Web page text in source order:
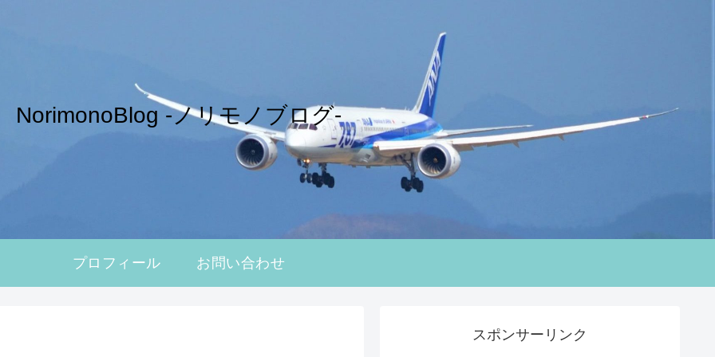
NorimonoBlog -ノリモノブログ-
プロフィール お問い合わせ
スポンサーリンク